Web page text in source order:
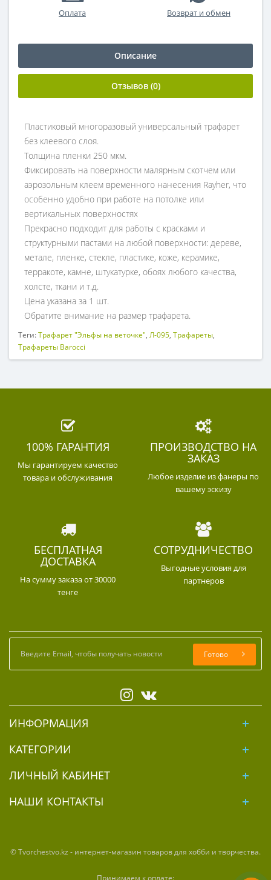
Оплата Возврат и обмен
Описание
Отзывов (0)
Пластиковый многоразовый универсальный трафарет
без клеевого слоя.
Толщина пленки 250 мкм.
Фиксировать на поверхности малярным скотчем или
аэрозольным клеем временного нанесения Rayher, что
особенно удобно при работе на потолке или
вертикальных поверхностях
Прекрасно подходит для работы с красками и
структурными пастами на любой поверхности: дереве,
метале, пленке, стекле, пластике, коже, керамике,
терракоте, камне, штукатурке, обоях любого качества,
холсте, ткани и т.д.
Цена указана за 1 шт.
Обратите внимание на размер трафарета.
Теги:Трафарет "Эльфы на веточке", Л-095, Трафареты,
Трафареты Barocci
100% ГАРАНТИЯ
Мы гарантируем качество
товара и обслуживания
ПРОИЗВОДСТВО НА
ЗАКАЗ
Любое изделие из фанеры по
вашему эскизу
БЕСПЛАТНАЯ
ДОСТАВКА
На сумму заказа от 30000
тенге
СОТРУДНИЧЕСТВО
Выгодные условия для
партнеров
Готово
ИНФОРМАЦИЯ
КАТЕГОРИИ
ЛИЧНЫЙ КАБИНЕТ
НАШИ КОНТАКТЫ
© Tvorchestvo.kz - интернет-магазин товаров для хобби и творчества.
Принимаем к оплате: